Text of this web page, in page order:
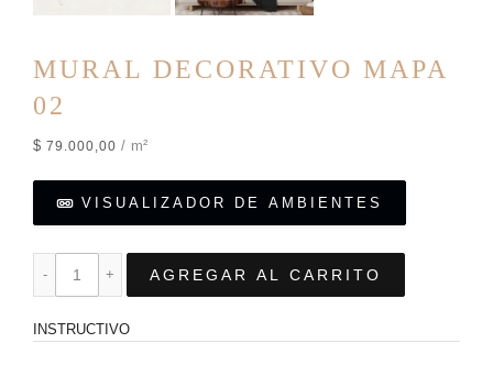
MURAL DECORATIVO MAPA
02
$ 79.000,00 / m²
VISUALIZADOR DE AMBIENTES
AGREGAR AL CARRITO
INSTRUCTIVO